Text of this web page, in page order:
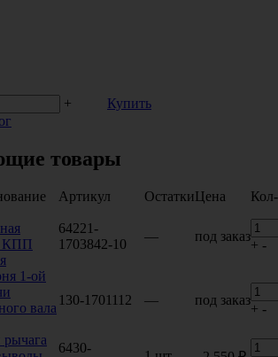
+
Купить
товары
Артикул ОстаткиЦена
КПП
64221-
1703842-10
— под заказ
+ -
1-ой
вала
130-1701112 — под заказ
+ -
6430-